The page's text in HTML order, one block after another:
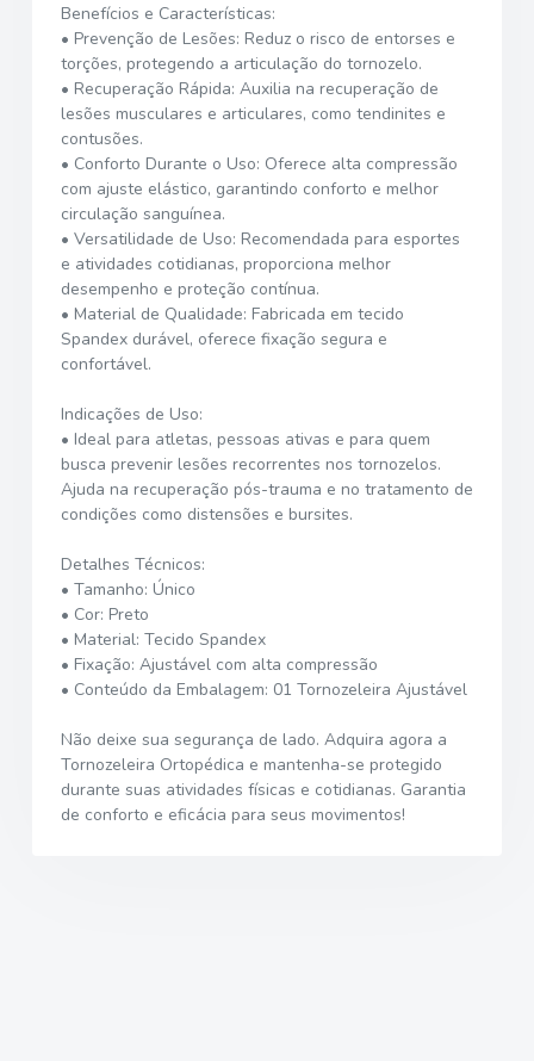
Benefícios e Características:
• Prevenção de Lesões: Reduz o risco de entorses e
torções, protegendo a articulação do tornozelo.
• Recuperação Rápida: Auxilia na recuperação de
lesões musculares e articulares, como tendinites e
contusões.
• Conforto Durante o Uso: Oferece alta compressão
com ajuste elástico, garantindo conforto e melhor
circulação sanguínea.
• Versatilidade de Uso: Recomendada para esportes
e atividades cotidianas, proporciona melhor
desempenho e proteção contínua.
• Material de Qualidade: Fabricada em tecido
Spandex durável, oferece fixação segura e
confortável.
Indicações de Uso:
• Ideal para atletas, pessoas ativas e para quem
busca prevenir lesões recorrentes nos tornozelos.
Ajuda na recuperação pós-trauma e no tratamento de
condições como distensões e bursites.
Detalhes Técnicos:
• Tamanho: Único
• Cor: Preto
• Material: Tecido Spandex
• Fixação: Ajustável com alta compressão
• Conteúdo da Embalagem: 01 Tornozeleira Ajustável
Não deixe sua segurança de lado. Adquira agora a
Tornozeleira Ortopédica e mantenha-se protegido
durante suas atividades físicas e cotidianas. Garantia
de conforto e eficácia para seus movimentos!